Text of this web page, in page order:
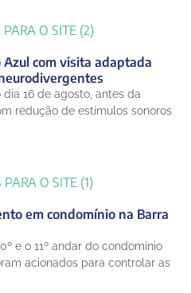
com visita adaptada
16 de agosto, antes da
redução de estímulos sonoros
em condomínio na Barra
e o 11º andar do condomínio
acionados para controlar as